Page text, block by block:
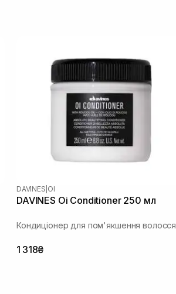
DAVINES OI
DAVINES Oi Conditioner 250 мл
Кондиціонер для пом'якшення волосся
1 318₴